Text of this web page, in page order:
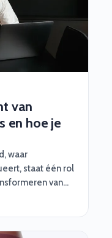
van
en hoe je
waar
staat één rol
van
van nieuwe